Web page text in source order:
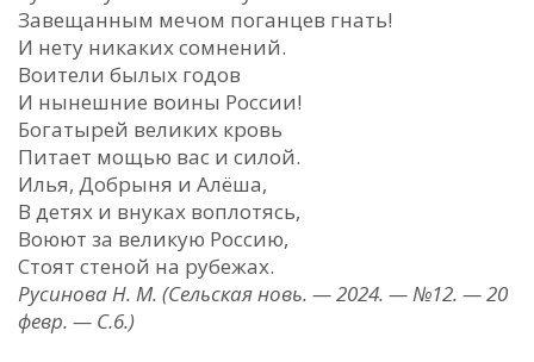
Завещанным мечом поганцев гнать!
И нету никаких сомнений.
Воители былых годов
И нынешние воины России!
Богатырей великих кровь
Питает мощью вас и силой.
Илья, Добрыня и Алёша,
В детях и внуках воплотясь,
Воюют за великую Россию,
Стоят стеной на рубежах.
Русинова Н. М. (Сельская новь. — 2024. — №12. — 20
февр. — С.6.)